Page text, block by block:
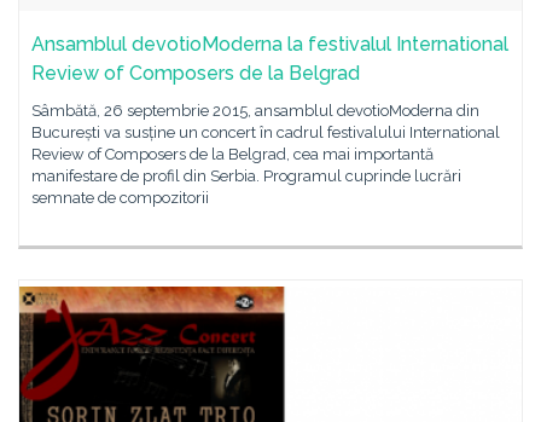
Ansamblul devotioModerna la festivalul International
Review of Composers de la Belgrad
Sâmbătă, 26 septembrie 2015, ansamblul devotioModerna din
București va susține un concert în cadrul festivalului International
Review of Composers de la Belgrad, cea mai importantă
manifestare de profil din Serbia. Programul cuprinde lucrări
semnate de compozitorii